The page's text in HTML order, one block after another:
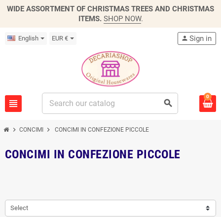
WIDE ASSORTMENT OF CHRISTMAS TREES AND CHRISTMAS
ITEMS. SHOP NOW.
English EUR €
view_headline search
person Sign in
0
chevron_right CONCIMI chevron_right CONCIMI IN CONFEZIONE PICCOLE
CONCIMI IN CONFEZIONE PICCOLE
Select